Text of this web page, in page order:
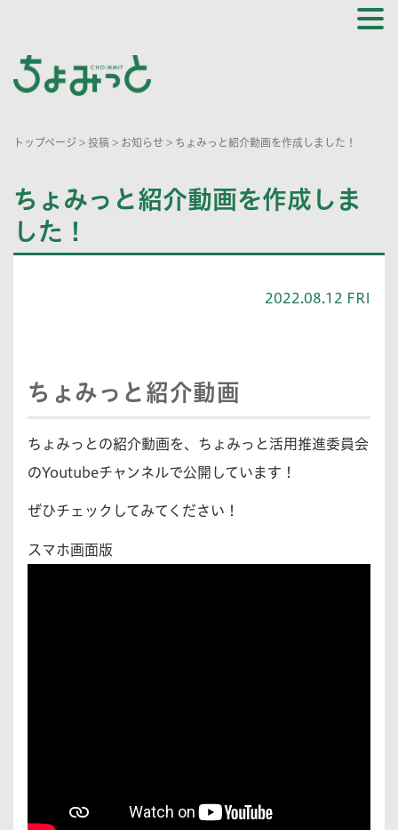
トップページ > 投稿 > お知らせ > ちょみっと紹介動画を作成しました！
ちょみっと紹介動画を作成しま
した！
2022.08.12 FRI
ちょみっと紹介動画
ちょみっとの紹介動画を、ちょみっと活用推進委員会
のYoutubeチャンネルで公開しています！
ぜひチェックしてみてください！
スマホ画面版